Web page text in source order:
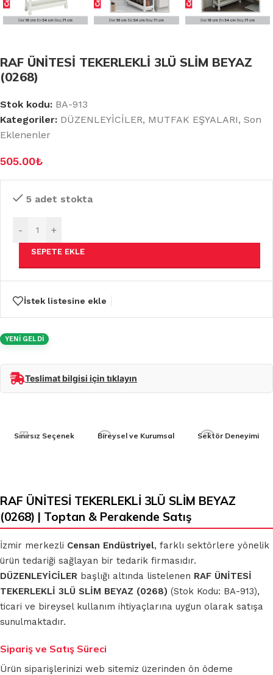
RAF ÜNİTESİ TEKERLEKLİ 3LÜ SLİM BEYAZ
(0268)
Stok kodu: BA-913
Kategoriler: DÜZENLEYİCİLER, MUTFAK EŞYALARI, Son
Eklenenler
505.00₺
5 adet stokta
- +
SEPETE EKLE
İstek listesine ekle
YENİ GELDİ
Teslimat bilgisi için tıklayın
Sınırsız Seçenek Bireysel ve Kurumsal Sektör Deneyimi
RAF ÜNİTESİ TEKERLEKLİ 3LÜ SLİM BEYAZ
(0268) | Toptan & Perakende Satış
İzmir merkezli Censan Endüstriyel, farklı sektörlere yönelik
ürün tedariği sağlayan bir tedarik firmasıdır.
DÜZENLEYİCİLER başlığı altında listelenen RAF ÜNİTESİ
TEKERLEKLİ 3LÜ SLİM BEYAZ (0268) (Stok Kodu: BA-913),
ticari ve bireysel kullanım ihtiyaçlarına uygun olarak satışa
sunulmaktadır.
Sipariş ve Satış Süreci
Ürün siparişlerinizi web sitemiz üzerinden ön ödeme